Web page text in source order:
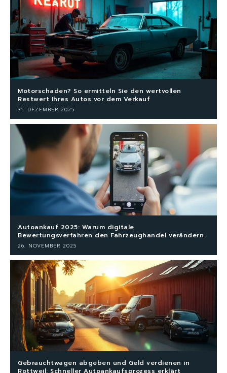
Motorschaden? So ermitteln Sie den wertvollen
Restwert Ihres Autos vor dem Verkauf
31. DEZEMBER 2025
Autoankauf 2025: Warum digitale
Bewertungsverfahren den Fahrzeughandel verändern
26. NOVEMBER 2025
Gebrauchtwagen abgeben und Geld verdienen in
Rottweil: Schneller Autoankaufsprozess erklärt